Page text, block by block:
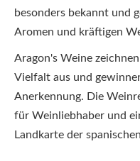
besonders bekannt und
Aromen und kräftigen
Aragon's Weine
Vielfalt aus und
Anerkennung. Die
für Weinliebhaber und
Landkarte der